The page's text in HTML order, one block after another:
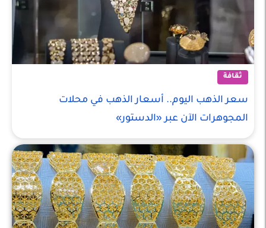
ثقافة
سعر الذهب اليوم.. أسعار الذهب في محلات
المجوهرات الآن عبر «الدستور»